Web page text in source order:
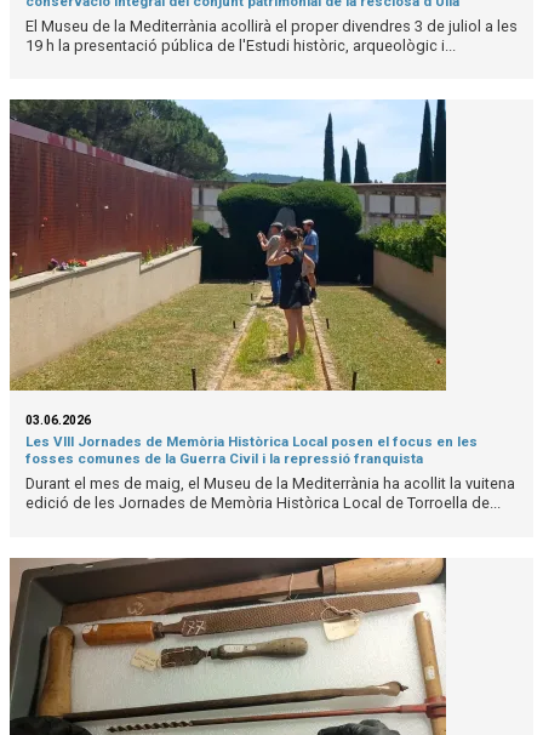
El Museu de la Mediterrània acollirà el proper divendres 3 de juliol a les
19 h la presentació pública de l'Estudi històric, arqueològic i...
03.06.2026
Les VIII Jornades de Memòria Històrica Local posen el focus en les
fosses comunes de la Guerra Civil i la repressió franquista
Durant el mes de maig, el Museu de la Mediterrània ha acollit la vuitena
edició de les Jornades de Memòria Històrica Local de Torroella de...